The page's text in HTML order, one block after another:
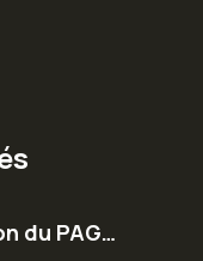
du PAG…